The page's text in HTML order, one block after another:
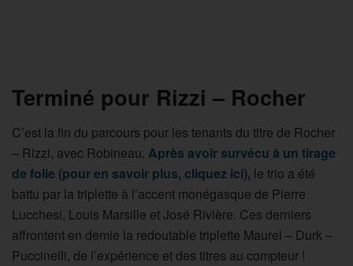
Terminé pour Rizzi – Rocher
C’est la fin du parcours pour les tenants du titre de Rocher
– Rizzi, avec Robineau. Après avoir survécu à un tirage
de folie (pour en savoir plus, cliquez ici), le trio a été
battu par la triplette à l’accent monégasque de Pierre
Lucchesi, Louis Marsille et José Rivière. Ces derniers
affrontent en demie la redoutable triplette Maurel – Durk –
Puccinelli, de l’expérience et des titres au compteur !